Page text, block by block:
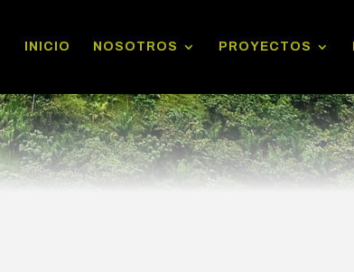
INICIO NOSOTROS PROYECTOS